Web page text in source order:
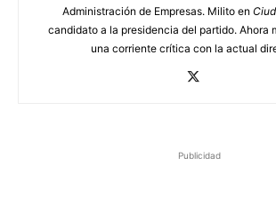
Administración de Empresas. Milito en
candidato a la presidencia del partido. Ahora
una corriente crítica con la actual
Publicidad